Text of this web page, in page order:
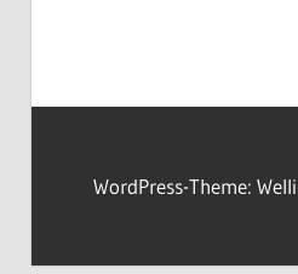
WordPress-Theme: